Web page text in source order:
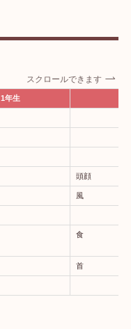
スクロールできます
1年生
頭顔
風
食
首